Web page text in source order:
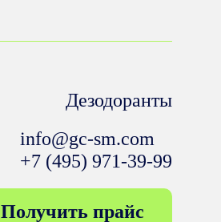
Дезодоранты
info@gc-sm.com
+7 (495) 971-39-99
Получить прайс